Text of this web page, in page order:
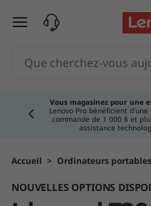
O
a
passer au contenu
Vous magasinez pour une
Lenovo Pro bénéficient
commande de 1 000 $ et
assistance
Currently displaying
Accueil > Ordinateurs portables
NOUVELLES OPTIONS